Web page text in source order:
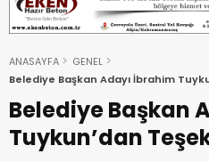
ANASAYFA
GENEL
Belediye Başkan Adayı İbrahim
Belediye Başkan
Tuykun’dan